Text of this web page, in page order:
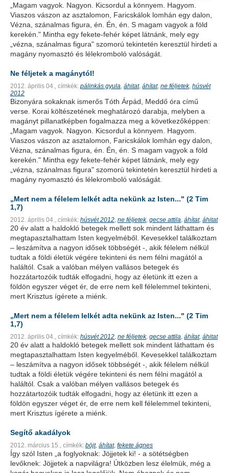
„Magam vagyok. Nagyon. Kicsordul a könnyem. Hagyom.
Viaszos vászon az asztalomon, Faricskálok lomhán egy dalon,
Vézna, szánalmas figura, én. Én, én. S magam vagyok a föld
kerekén." Mintha egy fekete-fehér képet látnánk, mely egy
„vézna, szánalmas figura" szomorú tekintetén keresztül hirdeti a
magány nyomasztó és lélekromboló valóságát.
Ne féljetek a magánytól!
2012. április 04., címkék: pálinkás gyula áhitat, áhítat, ne féljetek, húsvét
2012
Bizonyára sokaknak ismerős Tóth Árpád, Meddő óra című
verse. Korai költészetének meghatározó darabja, melyben a
magányt pillanatképben fogalmazza meg a következőképpen:
„Magam vagyok. Nagyon. Kicsordul a könnyem. Hagyom.
Viaszos vászon az asztalomon, Faricskálok lomhán egy dalon,
Vézna, szánalmas figura, én. Én, én. S magam vagyok a föld
kerekén." Mintha egy fekete-fehér képet látnánk, mely egy
„vézna, szánalmas figura" szomorú tekintetén keresztül hirdeti a
magány nyomasztó és lélekromboló valóságát.
„Mert nem a félelem lelkét adta nekünk az Isten..." (2 Tim
1,7)
2012. április 04., címkék: húsvét 2012 ne féljetek, gecse attila áhítat, áhitat
20 év alatt a haldokló betegek mellett sok mindent láthattam és
megtapasztalhattam Isten kegyelméből. Kevesekkel találkoztam
– leszámítva a nagyon idősek többségét -, akik félelem nélkül
tudtak a földi életük végére tekinteni és nem félni magától a
haláltól. Csak a valóban mélyen vallásos betegek és
hozzátartozóik tudták elfogadni, hogy az életünk itt ezen a
földön egyszer véget ér, de erre nem kell félelemmel tekinteni,
mert Krisztus ígérete a miénk.
„Mert nem a félelem lelkét adta nekünk az Isten..." (2 Tim
1,7)
2012. április 04., címkék: húsvét 2012 ne féljetek, gecse attila áhítat, áhitat
20 év alatt a haldokló betegek mellett sok mindent láthattam és
megtapasztalhattam Isten kegyelméből. Kevesekkel találkoztam
– leszámítva a nagyon idősek többségét -, akik félelem nélkül
tudtak a földi életük végére tekinteni és nem félni magától a
haláltól. Csak a valóban mélyen vallásos betegek és
hozzátartozóik tudták elfogadni, hogy az életünk itt ezen a
földön egyszer véget ér, de erre nem kell félelemmel tekinteni,
mert Krisztus ígérete a miénk.
Segítő akadályok
2012. március 15., címkék: böjt, áhítat, fekete ágnes
Így szól Isten „ a foglyoknak: Jöjjetek ki! - a sötétségben
levőknek: Jöjjetek a napvilágra! Útközben lesz élelmük, még a